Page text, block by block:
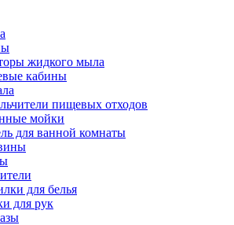
жидкого мыла
кабины
пищевых отходов
мойки
для ванной комнаты
для белья
для рук